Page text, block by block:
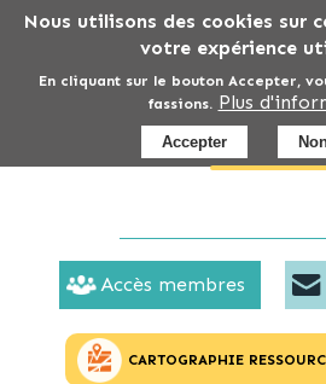
Nous utilisons des cookies sur
votre expérience
En cliquant sur le bouton Accepter,
fassions. Plus
Accepter
Aller
au
Accès membres
CARTOGRAPHIE